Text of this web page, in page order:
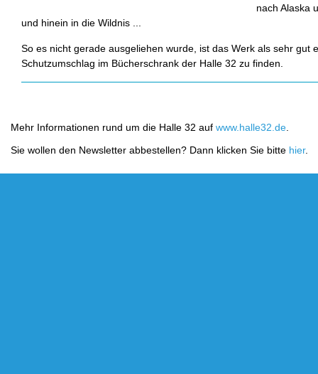
nach Alaska
und hinein in die Wildnis ...
So es nicht gerade ausgeliehen wurde, ist das Werk als sehr gut
Schutzumschlag im Bücherschrank der Halle 32 zu finden.
Mehr Informationen rund um die Halle 32 auf www.halle32.de
Sie wollen den Newsletter abbestellen? Dann klicken Sie bitte hier.